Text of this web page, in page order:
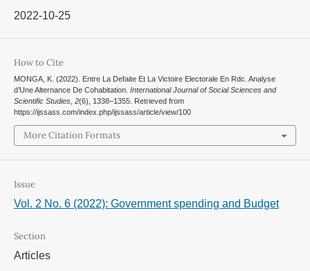
2022-10-25
How to Cite
MONGA, K. (2022). Entre La Defaite Et La Victoire Electorale En Rdc. Analyse
d’Une Alternance De Cohabitation. International Journal of Social Sciences and
Scientific Studies, 2(6), 1338–1355. Retrieved from
https://ijssass.com/index.php/ijssass/article/view/100
More Citation Formats
Issue
Vol. 2 No. 6 (2022): Government spending and Budget
Section
Articles